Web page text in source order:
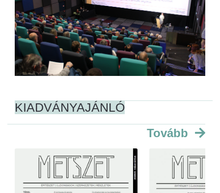
KIADVÁNYAJÁNLÓ
Tovább